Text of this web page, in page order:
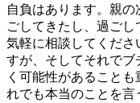
自負はあります。親
ごしてきたし、過ご
気軽に相談してくださ
すが、そしてそれで
く可能性があること
れでも本当のことを言